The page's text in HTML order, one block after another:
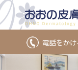
電話をかけ